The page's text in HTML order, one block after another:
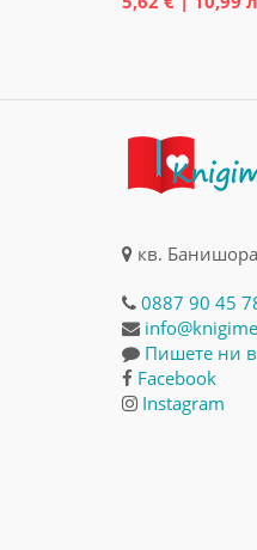
кв.
0887 90 45
Пишете ни в
Facebook
Instagram